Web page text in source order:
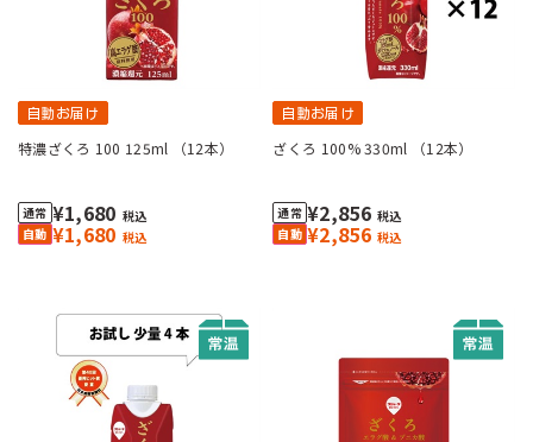
自動お届け
特濃ざくろ 100 125ml （12本）
¥1,680 税込
¥1,680 税込
自動お届け
ざくろ 100% 330ml （12本）
¥2,856 税込
¥2,856 税込